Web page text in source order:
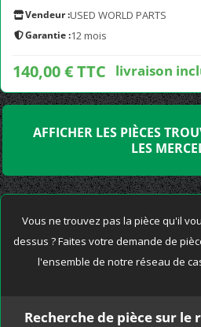
Vendeur :USED WORLD PARTS
Garantie :12 mois
140,00 € TTC livraison
AFFICHER LES PIÈCES
LES
Vous ne trouvez pas la pièce qu'il
dessus ? Faites votre demande de
l'ensemble de notre réseau de
Recherche de pièce sur le